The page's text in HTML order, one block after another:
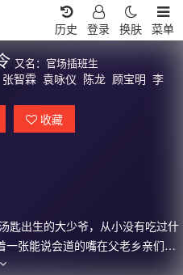
菜单
换肤
登录
历史
又名：官场插班生
张智霖 袁咏仪 陈龙 顾宝明 李
收藏
出生的大少爷，从小没有吃过什
张能说会道的嘴在父老乡亲们之
是张富贵青梅竹马的玩伴，一心喜